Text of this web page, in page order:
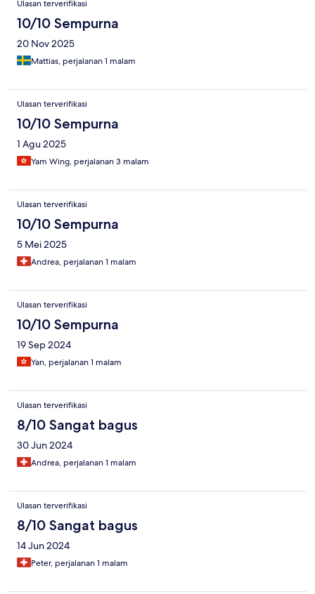
Ulasan terverifikasi
10/10 Sempurna
20 Nov 2025
Mattias, perjalanan 1 malam
Ulasan terverifikasi
10/10 Sempurna
1 Agu 2025
Yam Wing, perjalanan 3 malam
Ulasan terverifikasi
10/10 Sempurna
5 Mei 2025
Andrea, perjalanan 1 malam
Ulasan terverifikasi
10/10 Sempurna
19 Sep 2024
Yan, perjalanan 1 malam
Ulasan terverifikasi
8/10 Sangat bagus
30 Jun 2024
Andrea, perjalanan 1 malam
Ulasan terverifikasi
8/10 Sangat bagus
14 Jun 2024
Peter, perjalanan 1 malam